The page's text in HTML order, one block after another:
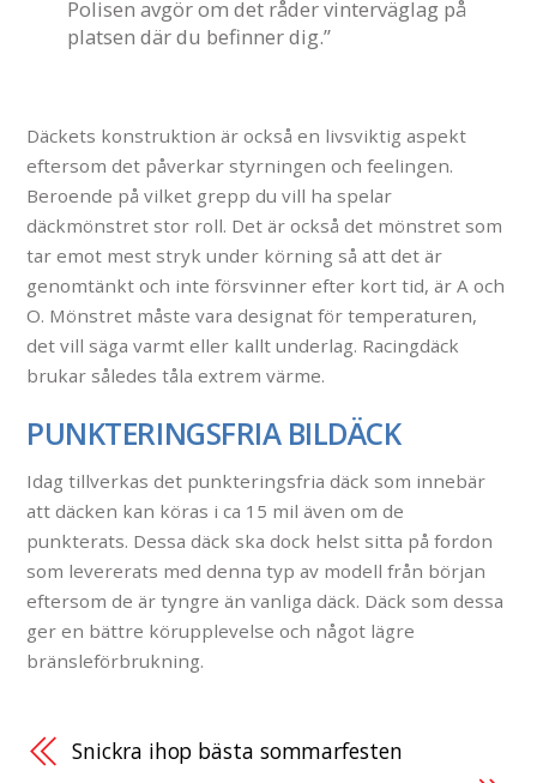
Polisen avgör om det råder vinterväglag på
platsen där du befinner dig.”
Däckets konstruktion är också en livsviktig aspekt
eftersom det påverkar styrningen och feelingen.
Beroende på vilket grepp du vill ha spelar
däckmönstret stor roll. Det är också det mönstret som
tar emot mest stryk under körning så att det är
genomtänkt och inte försvinner efter kort tid, är A och
O. Mönstret måste vara designat för temperaturen,
det vill säga varmt eller kallt underlag. Racingdäck
brukar således tåla extrem värme.
PUNKTERINGSFRIA BILDÄCK
Idag tillverkas det punkteringsfria däck som innebär
att däcken kan köras i ca 15 mil även om de
punkterats. Dessa däck ska dock helst sitta på fordon
som levererats med denna typ av modell från början
eftersom de är tyngre än vanliga däck. Däck som dessa
ger en bättre körupplevelse och något lägre
bränsleförbrukning.
Snickra ihop bästa sommarfesten